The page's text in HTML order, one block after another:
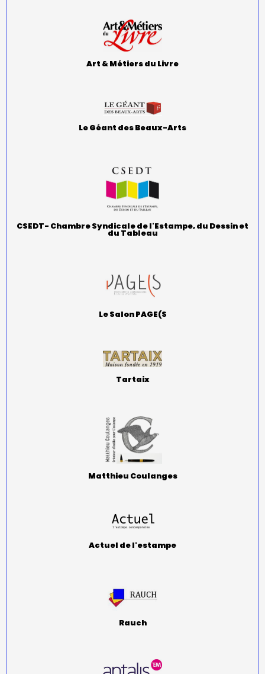
Art & Métiers du Livre
Le Géant des Beaux-Arts
CSEDT- Chambre Syndicale de l'Estampe, du Dessin et
du Tableau
Le Salon PAGE(S
Tartaix
Matthieu Coulanges
Actuel de l'estampe
Rauch